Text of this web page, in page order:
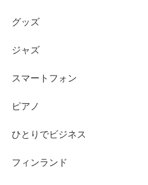
グッズ
ジャズ
スマートフォン
ピアノ
ひとりでビジネス
フィンランド